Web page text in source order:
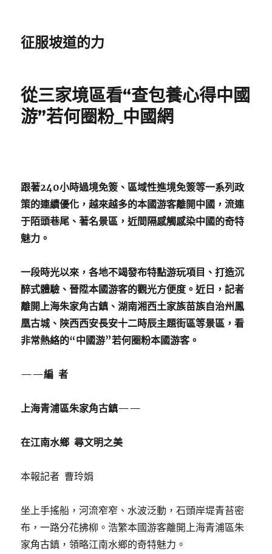
征服坡道的力
從三家境區看“查包養心得中國
游”若何圈粉_中國網
跟著240小時過境免簽、區域性進境免簽等一系列政
策的連續優化，越來越多的本國游客離開中國，流連
于陌頭巷尾、著名景區，近間隔感觸感染中國的奇特
魅力。
一段時光以來，各地不竭發布特點游玩項目、打造沉
醉式體驗、晉陞本國游客的觀光方便度。近日，記者
離開上海朱家角古鎮、湖南湘西土家族苗族自治州鳳
凰古城、陜西西安長安十二時辰主題街區等景區，看
非常熱絡的“中國游”若何圈粉本國游客。
——編 者
上海青浦區朱家角古鎮——
在江南水鄉 尋文明之美
本報記者 曹玲娟
坐上手搖船，河流窄窄、水波泛動，石頭岸堤青苔密
布，一路分花拂柳。浩繁本國游客離開上海青浦區朱
家角古鎮，領略江南水鄉的奇特魅力。